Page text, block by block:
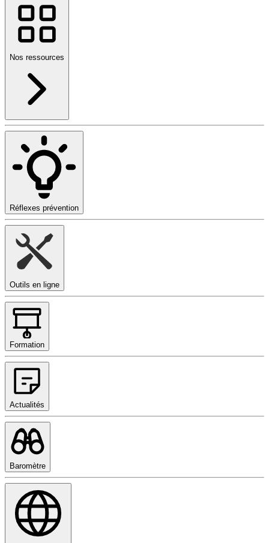
Nos ressources
Réflexes prévention
Outils en ligne
Formation
Actualités
Baromètre